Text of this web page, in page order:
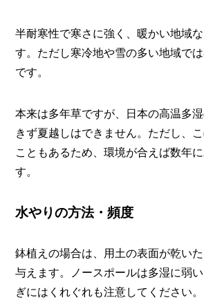
半耐寒性で寒さに強く、暖かい地域
す。ただし寒冷地や雪の多い地域で
です。
本来は多年草ですが、日本の高温多
きず夏越しはできません。ただし、
こともあるため、環境が合えば数年
す。
水やりの方法・頻度
鉢植えの場合は、用土の表面が乾い
与えます。ノースポールは多湿に弱
ぎにはくれぐれも注意してください。